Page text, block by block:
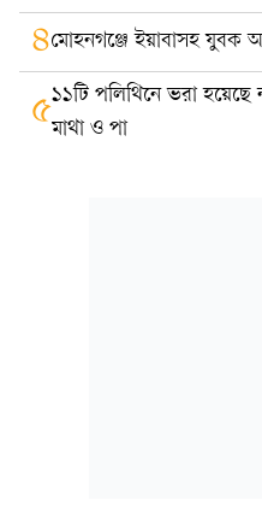
৪মোহনগঞ্জে ইয়াবাসহ যুবক
৫১১টি পলিথিনে ভরা
মাথা ও পা